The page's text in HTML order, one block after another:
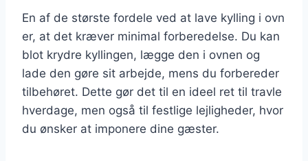
En af de største fordele ved at lave kylling i ovn
er, at det kræver minimal forberedelse. Du kan
blot krydre kyllingen, lægge den i ovnen og
lade den gøre sit arbejde, mens du forbereder
tilbehøret. Dette gør det til en ideel ret til travle
hverdage, men også til festlige lejligheder, hvor
du ønsker at imponere dine gæster.